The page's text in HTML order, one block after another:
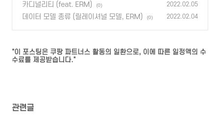
카디널리티 (feat. ERM) (0) 2022.02.05
데이터 모델 종류 (릴레이셔널 모델, ERM) (0) 2022.02.04
"이 포스팅은 쿠팡 파트너스 활동의 일환으로, 이에 따른 일정액의 수
수료를 제공받습니다."
관련글